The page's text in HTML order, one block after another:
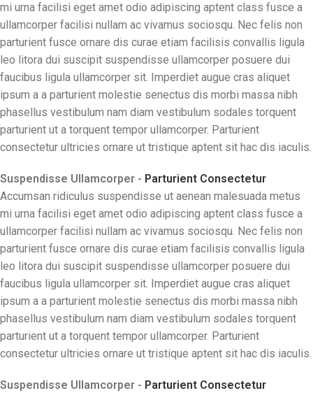
mi urna facilisi eget amet odio adipiscing aptent class fusce a
ullamcorper facilisi nullam ac vivamus sociosqu. Nec felis non
parturient fusce ornare dis curae etiam facilisis convallis ligula
leo litora dui suscipit suspendisse ullamcorper posuere dui
faucibus ligula ullamcorper sit. Imperdiet augue cras aliquet
ipsum a a parturient molestie senectus dis morbi massa nibh
phasellus vestibulum nam diam vestibulum sodales torquent
parturient ut a torquent tempor ullamcorper. Parturient
consectetur ultricies ornare ut tristique aptent sit hac dis iaculis.
Suspendisse Ullamcorper - Parturient Consectetur
Accumsan ridiculus suspendisse ut aenean malesuada metus
mi urna facilisi eget amet odio adipiscing aptent class fusce a
ullamcorper facilisi nullam ac vivamus sociosqu. Nec felis non
parturient fusce ornare dis curae etiam facilisis convallis ligula
leo litora dui suscipit suspendisse ullamcorper posuere dui
faucibus ligula ullamcorper sit. Imperdiet augue cras aliquet
ipsum a a parturient molestie senectus dis morbi massa nibh
phasellus vestibulum nam diam vestibulum sodales torquent
parturient ut a torquent tempor ullamcorper. Parturient
consectetur ultricies ornare ut tristique aptent sit hac dis iaculis.
Suspendisse Ullamcorper - Parturient Consectetur